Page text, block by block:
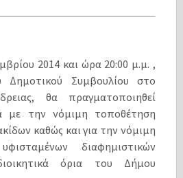
2014 και ώρα 20:00 μ.μ. ,
Δημοτικού Συμβουλίου στο
θα πραγματοποιηθεί
με την νόμιμη τοποθέτηση
καθώς και για την νόμιμη
διαφημιστικών
όρια του Δήμου